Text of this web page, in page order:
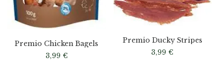
Premio Chicken Bagels
3,99 €
Premio Ducky Stripes
3,99 €